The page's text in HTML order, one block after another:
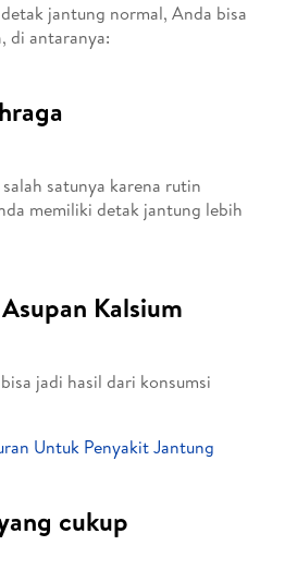
jantung normal, Anda bisa
di antaranya:
satunya karena rutin
memiliki detak jantung lebih
Kalsium
jadi hasil dari konsumsi
Untuk Penyakit Jantung
cukup